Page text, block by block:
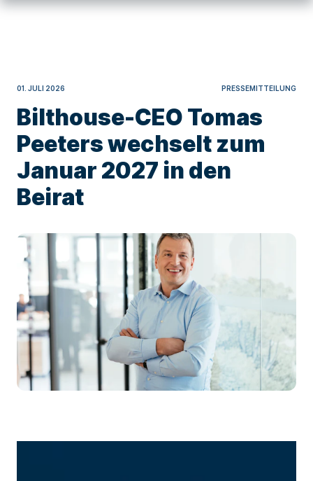
01. JULI 2026 PRESSEMITTEILUNG
Bilthouse-CEO Tomas
Peeters wechselt zum
Januar 2027 in den
Beirat